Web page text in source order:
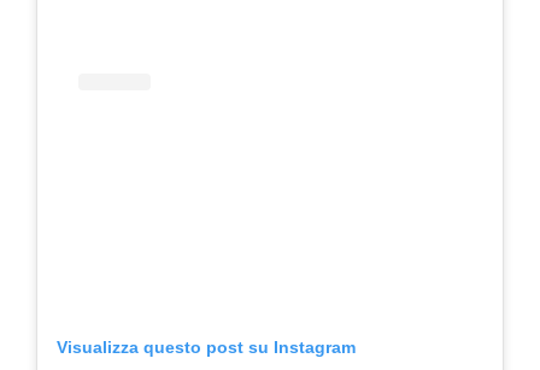
Visualizza questo post su Instagram